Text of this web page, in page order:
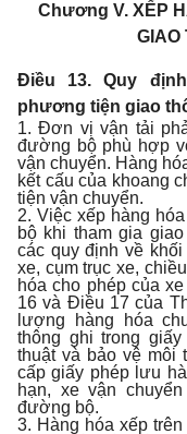
Chương V. XẾP
GIAO
Điều 13. Quy
phương tiện giao
1. Đơn vị vận tải
đường bộ phù hợp
vận chuyển. Hàng
kết cấu của khoang
tiện vận chuyển.
2. Việc xếp hàng
bộ khi tham gia
các quy định về
xe, cụm trục xe,
hóa cho phép của
16 và Điều 17 của
lượng hàng hóa
thông ghi trong
thuật và bảo vệ
cấp giấy phép lưu
hạn, xe vận
đường bộ.
3. Hàng hóa xếp